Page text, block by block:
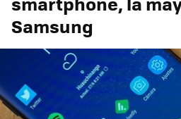
Samsung